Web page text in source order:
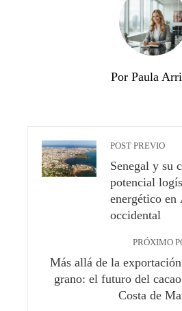
Por Paula
POST PREVIO
Senegal y su
potencial
energético
occidental
PRÓXIMO
Más allá de la
grano: el futuro del
Costa de